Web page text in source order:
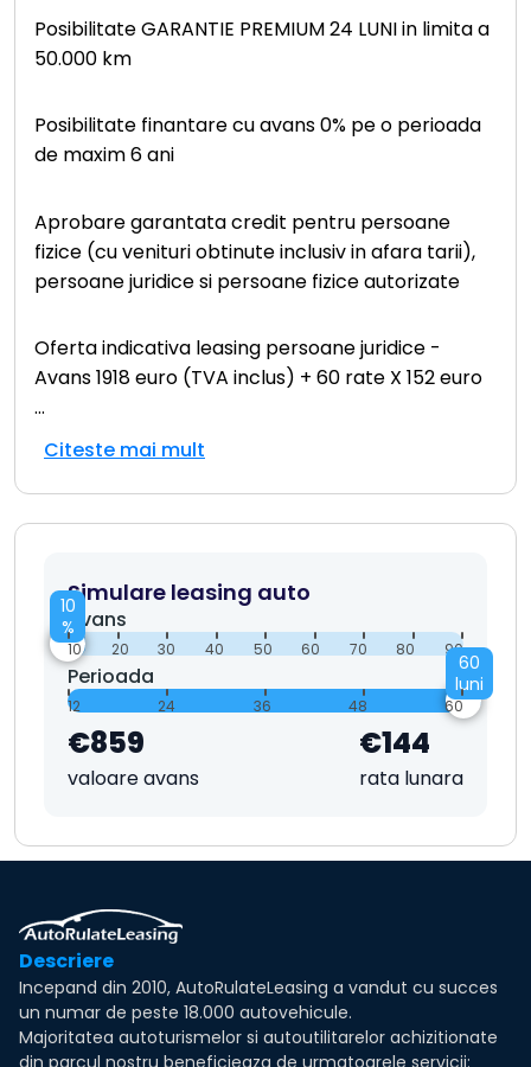
Posibilitate GARANTIE PREMIUM 24 LUNI in limita a
50.000 km
Posibilitate finantare cu avans 0% pe o perioada
de maxim 6 ani
Aprobare garantata credit pentru persoane
fizice (cu venituri obtinute inclusiv in afara tarii),
persoane juridice si persoane fizice autorizate
Oferta indicativa leasing persoane juridice -
Avans 1918 euro (TVA inclus) + 60 rate X 152 euro
...
Citeste mai mult
Simulare leasing auto
Avans
10
%
10 20 30 40 50 60 70 80 90
Perioada
60
luni
12 24 36 48 60
€859
valoare avans
€144
rata lunara
Descriere
Incepand din 2010, AutoRulateLeasing a vandut cu succes
un numar de peste 18.000 autovehicule.
Majoritatea autoturismelor si autoutilitarelor achizitionate